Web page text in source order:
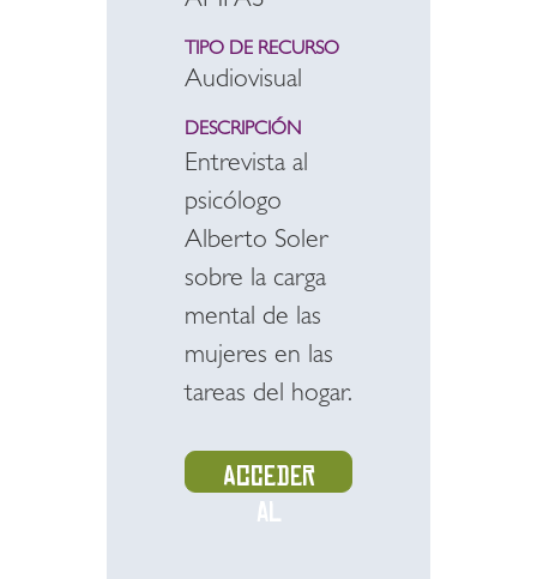
TIPO DE RECURSO
Audiovisual
DESCRIPCIÓN
Entrevista al
psicólogo
Alberto Soler
sobre la carga
mental de las
mujeres en las
tareas del hogar.
Acceder
al